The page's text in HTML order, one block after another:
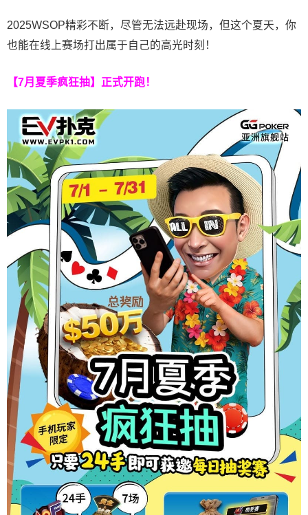
2025WSOP精彩不断，尽管无法远赴现场，但这个夏天，你
也能在线上赛场打出属于自己的高光时刻！
【7月夏季疯狂抽】正式开跑！